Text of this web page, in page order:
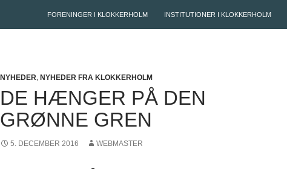
FORENINGER I KLOKKERHOLM INSTITUTIONER I KLOKKERHOLM
NYHEDER, NYHEDER FRA KLOKKERHOLM
DE HÆNGER PÅ DEN
GRØNNE GREN
5. DECEMBER 2016 WEBMASTER